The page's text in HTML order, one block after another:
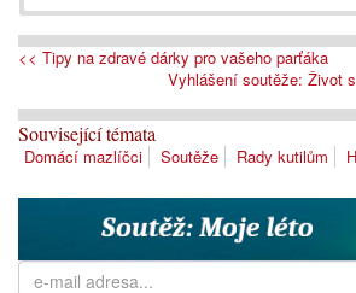
<< Tipy na zdravé dárky pro vašeho parťáka
Vyhlášení soutěže: Život
Související témata
Domácí mazlíčci Soutěže Rady kutilům